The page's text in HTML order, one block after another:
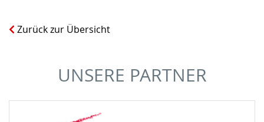
Zurück zur Übersicht
UNSERE PARTNER